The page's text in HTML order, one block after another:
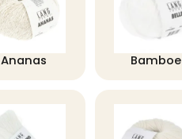
Ananas Bamboe